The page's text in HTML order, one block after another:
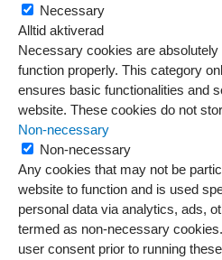
Necessary
Alltid aktiverad
Necessary cookies are
function properly. This category
ensures basic functionalities and
website. These cookies do not
Non-necessary
Non-necessary
Any cookies that may not be
website to function and is used
personal data via analytics, ads,
termed as non-necessary
user consent prior to running